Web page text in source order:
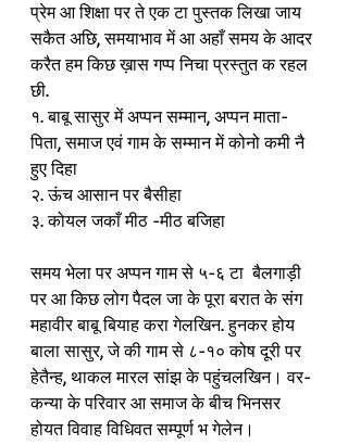
प्रेम आ शिक्षा पर ते एक टा पुस्तक लिखा जाय
सकैत अछि, समयाभाव में आ अहाँ समय के आदर
करैत हम किछ ख़ास गप्प निचा प्रस्तुत क रहल
छी.
१. बाबू सासुर में अप्पन सम्मान, अप्पन माता-
पिता, समाज एवं गाम के सम्मान में कोनो कमी नै
हुए दिहा
२. ऊंच आसान पर बैसीहा
३. कोयल जकाँ मीठ -मीठ बजिहा
समय भेला पर अप्पन गाम से ५-६ टा  बैलगाड़ी
पर आ किछ लोग पैदल जा के पूरा बरात के संग
महावीर बाबू बियाह करा गेलखिन. हुनकर होय
बाला सासुर, जे की गाम से ८-१० कोष दूरी पर
हेतैन्ह, थाकल मारल सांझ के पहुंचलखिन। वर-
कन्या के परिवार आ समाज के बीच भिनसर
होयत विवाह विधिवत सम्पूर्ण भ गेलेन।